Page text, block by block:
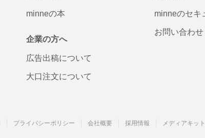
minneの本
企業の方へ
広告出稿について
大口注文について
minneのセキ
お問い合わせ
プライバシーポリシー 会社概要 採用情報 メディアキット